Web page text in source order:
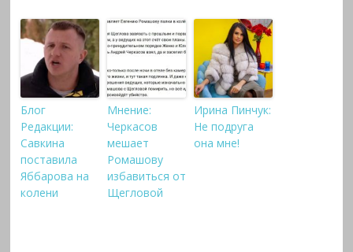
Блог
Редакции:
Савкина
поставила
Яббарова на
колени
Мнение:
Черкасов
мешает
Ромашову
избавиться от
Щегловой
Ирина Пинчук:
Не подруга
она мне!